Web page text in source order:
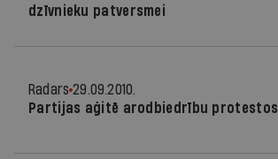
dzīvnieku patversmei
Radars 29.09.2010.
Partijas aģitē arodbiedrību protestos